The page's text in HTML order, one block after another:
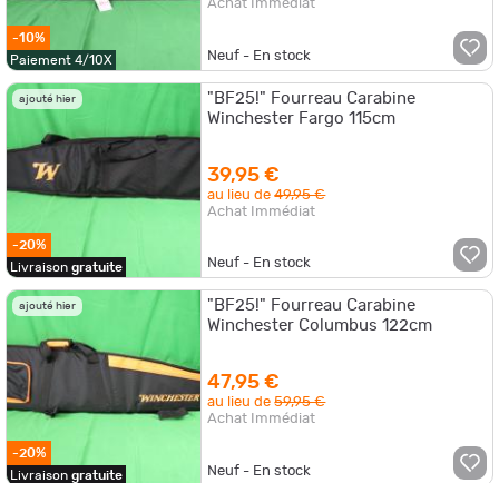
-10%
Paiement 4/10X
Achat Immédiat
Neuf - En stock
ajouté hier
-20%
Livraison gratuite
"BF25!" Fourreau Carabine
Winchester Fargo 115cm
39,95 €
au lieu de49,95 €
Achat Immédiat
Neuf - En stock
ajouté hier
-20%
Livraison gratuite
"BF25!" Fourreau Carabine
Winchester Columbus 122cm
47,95 €
au lieu de59,95 €
Achat Immédiat
Neuf - En stock